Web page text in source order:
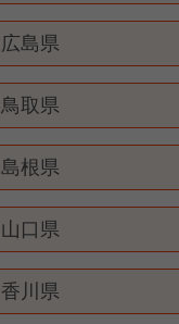
広島県
鳥取県
島根県
山口県
香川県